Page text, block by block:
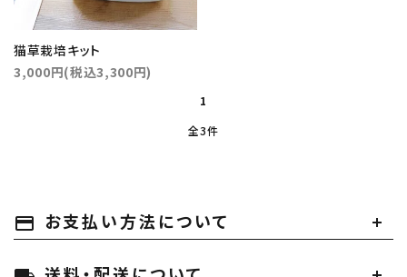
猫草栽培キット
3,000円(税込3,300円)
1
全3件
カテゴリー
payment お支払い方法について